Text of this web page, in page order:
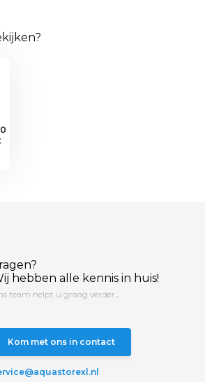
hebben alle kennis in huis!
team helpt u graag verder...
Kom met ons in contact